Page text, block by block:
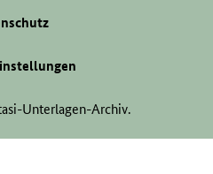
Unterlagen-Archiv.